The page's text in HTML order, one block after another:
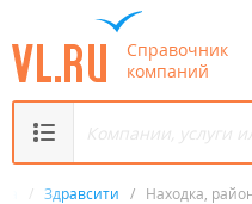
Справочник
компаний
/ Здравсити / Находка,